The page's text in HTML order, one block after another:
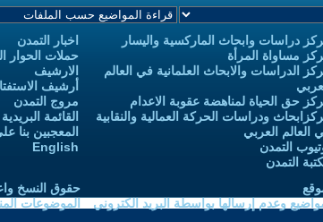
دراسات وابحاث الماركسية واليسار
مساواة المرأة
الدراسات والابحاث العلمانية في العالم
حق الحياة لمناهضة عقوبة الاعدام
ودراسات الحركة العمالية والنقابية
العالم العربي
التمدن
التمدن
اخبار التمدن
حملات الحوار
الارشيف
أرشيف
مروج التمدن
القائمة البريدية
المعجبين بنا على
English
وعدم إرسالها بواسطة البريد الكتروني
حقوق النسخ
الموضوعات